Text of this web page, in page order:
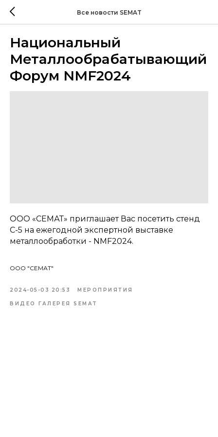
Все новости SEMAT
Национальный
Металлообрабатывающий
Форум NMF2024
ООО «СЕМАТ» приглашает Вас посетить стенд
С-5 на ежегодной экспертной выставке
металлообработки - NMF2024.
ООО "СЕМАТ"
2024-05-03 20:53 МЕРОПРИЯТИЯ
ВИДЕО ГАЛЕРЕЯ SEMAT